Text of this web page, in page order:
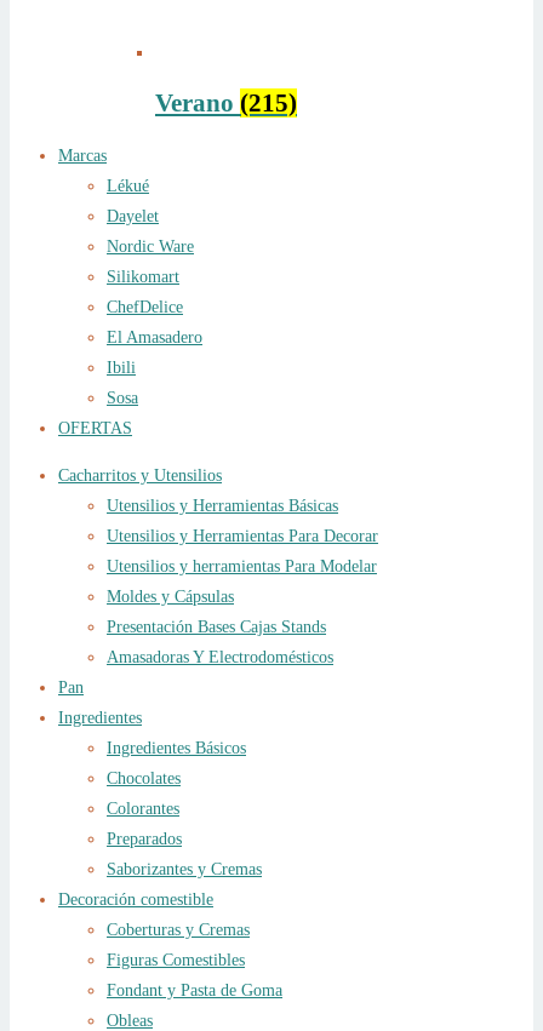
Verano (215)
Marcas
Lékué
Dayelet
Nordic Ware
Silikomart
ChefDelice
El Amasadero
Ibili
Sosa
OFERTAS
Cacharritos y Utensilios
Utensilios y Herramientas Básicas
Utensilios y Herramientas Para Decorar
Utensilios y herramientas Para Modelar
Moldes y Cápsulas
Presentación Bases Cajas Stands
Amasadoras Y Electrodomésticos
Pan
Ingredientes
Ingredientes Básicos
Chocolates
Colorantes
Preparados
Saborizantes y Cremas
Decoración comestible
Coberturas y Cremas
Figuras Comestibles
Fondant y Pasta de Goma
Obleas